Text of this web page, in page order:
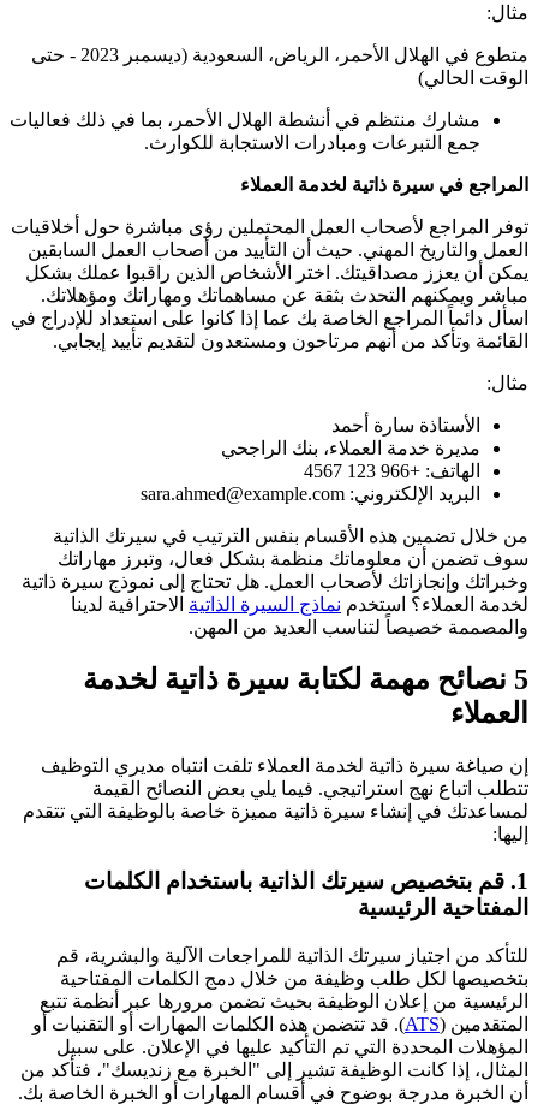
مثال:
متطوع في الهلال الأحمر، الرياض، السعودية (ديسمبر 2023 - حتى
الوقت الحالي)
مشارك منتظم في أنشطة الهلال الأحمر، بما في ذلك فعاليات
جمع التبرعات ومبادرات الاستجابة للكوارث.
المراجع في سيرة ذاتية لخدمة العملاء
توفر المراجع لأصحاب العمل المحتملين رؤى مباشرة حول أخلاقيات
العمل والتاريخ المهني. حيث أن التأييد من أصحاب العمل السابقين
يمكن أن يعزز مصداقيتك. اختر الأشخاص الذين راقبوا عملك بشكل
مباشر ويمكنهم التحدث بثقة عن مساهماتك ومهاراتك ومؤهلاتك.
اسأل دائماً المراجع الخاصة بك عما إذا كانوا على استعداد للإدراج في
القائمة وتأكد من أنهم مرتاحون ومستعدون لتقديم تأييد إيجابي.
مثال:
الأستاذة سارة أحمد
مديرة خدمة العملاء، بنك الراجحي
الهاتف: +966 123 4567
البريد الإلكتروني: sara.ahmed@example.com
من خلال تضمين هذه الأقسام بنفس الترتيب في سيرتك الذاتية
سوف تضمن أن معلوماتك منظمة بشكل فعال، وتبرز مهاراتك
وخبراتك وإنجازاتك لأصحاب العمل. هل تحتاج إلى نموذج سيرة ذاتية
لخدمة العملاء؟ استخدم نماذج السيرة الذاتية الاحترافية لدينا
والمصممة خصيصاً لتناسب العديد من المهن.
5 نصائح مهمة لكتابة سيرة ذاتية لخدمة
العملاء
إن صياغة سيرة ذاتية لخدمة العملاء تلفت انتباه مديري التوظيف
تتطلب اتباع نهج استراتيجي. فيما يلي بعض النصائح القيمة
لمساعدتك في إنشاء سيرة ذاتية مميزة خاصة بالوظيفة التي تتقدم
إليها:
1. قم بتخصيص سيرتك الذاتية باستخدام الكلمات
المفتاحية الرئيسية
للتأكد من اجتياز سيرتك الذاتية للمراجعات الآلية والبشرية، قم
بتخصيصها لكل طلب وظيفة من خلال دمج الكلمات المفتاحية
الرئيسية من إعلان الوظيفة بحيث تضمن مرورها عبر أنظمة تتبع
المتقدمين (ATS). قد تتضمن هذه الكلمات المهارات أو التقنيات أو
المؤهلات المحددة التي تم التأكيد عليها في الإعلان. على سبيل
المثال، إذا كانت الوظيفة تشير إلى "الخبرة مع زنديسك"، فتأكد من
أن الخبرة مدرجة بوضوح في أقسام المهارات أو الخبرة الخاصة بك.